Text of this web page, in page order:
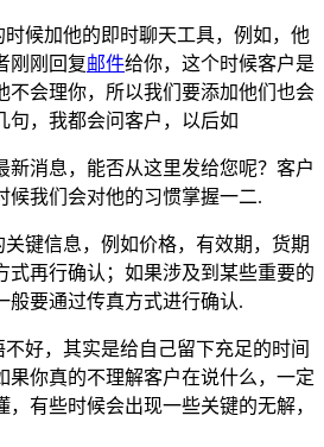
候加他的即时聊天工具，例如，他
刚刚回复邮件给你，这个时候客户是
不会理你，所以我们要添加他们也会
句，我都会问客户，以后如
新消息，能否从这里发给您呢？客户
候我们会对他的习惯掌握一二.
键信息，例如价格，有效期，货期
式再行确认；如果涉及到某些重要的
般要通过传真方式进行确认.
好，其实是给自己留下充足的时间
果你真的不理解客户在说什么，一定
有些时候会出现一些关键的无解，